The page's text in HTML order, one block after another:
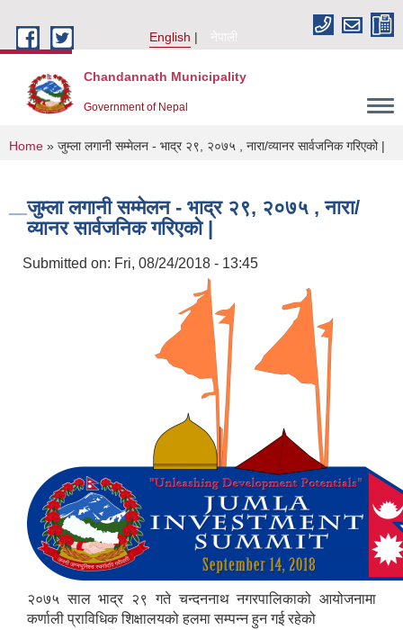
English
नेपाली
Chandannath Municipality
Government of Nepal
You are here
Home » जुम्ला लगानी सम्मेलन - भाद्र २९, २०७५ , नारा/व्यानर सार्वजनिक गरिएको |
जुम्ला लगानी सम्मेलन - भाद्र २९, २०७५ , नारा/
व्यानर सार्वजनिक गरिएको |
Submitted on: Fri, 08/24/2018 - 13:45
२०७५ साल भाद्र २९ गते चन्दननाथ नगरपालिकाको आयोजनामा
कर्णाली प्राविधिक शिक्षालयको हलमा सम्पन्न हुन गई रहेको